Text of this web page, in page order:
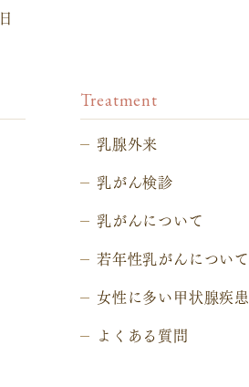
Treatment
乳腺外来
乳がん検診
乳がんについて
若年性乳がんについて
女性に多い甲状腺疾患
よくある質問